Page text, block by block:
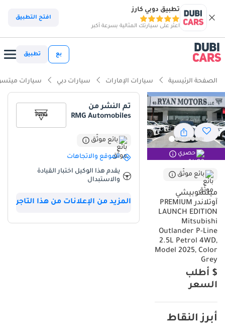
تطبيق دوبي كارز
اعثر على سيارتك المثالية بسرعة أكبر
افتح التطبيق
بع تطبيق
الصفحة الرئيسية سيارات الإمارات سيارات دبي سيارات
حصري
بائع موثّق
ميتسوبيشي
آوتلاندر PREMIUM
LAUNCH EDITION
Mitsubishi
Outlander P-Line
2.5L Petrol 4WD,
Model 2025, Color
Grey
$ أطلب
السعر
أبرز النقاط
تم النشر من
RMG Automobiles
بائع موثّق
الموقع والاتجاهات
يقدم هذا الوكيل اختبار القيادة
والاستبدال
المزيد من الإعلانات من هذا التاجر